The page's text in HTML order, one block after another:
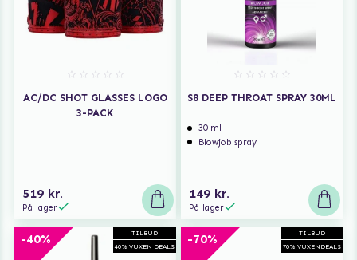
AC/DC SHOT GLASSES LOGO
3-PACK
519 kr.
På lager
S8 DEEP THROAT SPRAY 30ML
30 ml
Blowjob spray
149 kr.
På lager
TILBUD
40% VUXEN DEALS
-40%
TILBUD
70% VUXENDEALS
-70%